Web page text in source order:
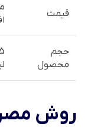
قیمت
حجم
محصول
روش